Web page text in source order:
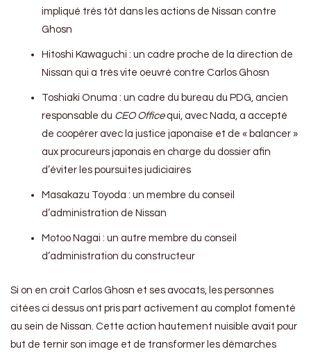
impliqué très tôt dans les actions de Nissan contre
Ghosn
Hitoshi Kawaguchi : un cadre proche de la direction de
Nissan qui a très vite oeuvré contre Carlos Ghosn
Toshiaki Onuma : un cadre du bureau du PDG, ancien
responsable du CEO Officequi, avec Nada, a accepté
de coopérer avec la justice japonaise et de « balancer »
aux procureurs japonais en charge du dossier afin
d’éviter les poursuites judiciaires
Masakazu Toyoda : un membre du conseil
d’administration de Nissan
Motoo Nagai : un autre membre du conseil
d’administration du constructeur
Si on en croit Carlos Ghosn et ses avocats, les personnes
citées ci dessus ont pris part activement au complot fomenté
au sein de Nissan. Cette action hautement nuisible avait pour
but de ternir son image et de transformer les démarches